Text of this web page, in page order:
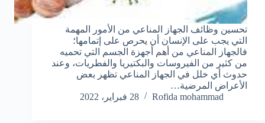
تحسين وظائف الجهاز المناعي من الأمور المهمة
التي يجب على الإنسان أن يحرص على إتمامها؛
فالجهاز المناعي من أهم أجهزة الجسم التي تحميه
من كثير من الفيروسات والبكتيريا والفطريات، وعند
حدوث أي خلل في الجهاز المناعي تظهر بعض
الأعراض المرضية…
Rofida mohammad
28 فبراير، 2022